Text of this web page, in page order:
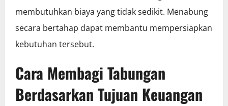
membutuhkan biaya yang tidak sedikit. Menabung
secara bertahap dapat membantu mempersiapkan
kebutuhan tersebut.
Cara Membagi Tabungan
Berdasarkan Tujuan Keuangan